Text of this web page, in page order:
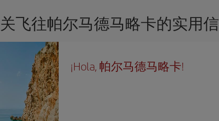
飞往帕尔马德马略卡的实用
¡Hola, 帕尔马德马略卡!